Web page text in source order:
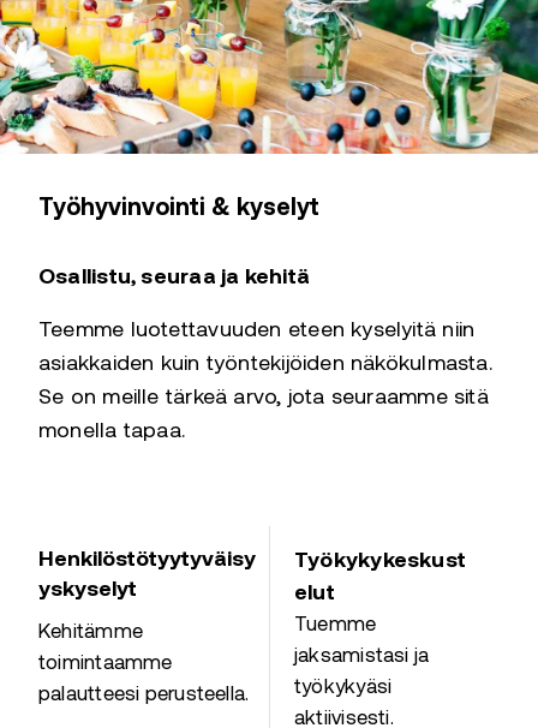
Työhyvinvointi & kyselyt
Osallistu, seuraa ja kehitä
Teemme luotettavuuden eteen kyselyitä niin
asiakkaiden kuin työntekijöiden näkökulmasta.
Se on meille tärkeä arvo, jota seuraamme sitä
monella tapaa.
Henkilöstötyytyväisy
yskyselyt
Kehitämme
toimintaamme
palautteesi perusteella.
Työkykykeskust
elut
Tuemme
jaksamistasi ja
työkykyäsi
aktiivisesti.